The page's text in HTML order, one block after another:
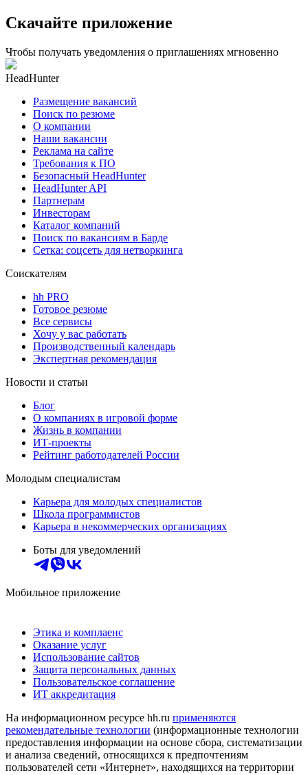
Скачайте приложение
Чтобы получать уведомления о приглашениях мгновенно
HeadHunter
Размещение вакансий
Поиск по резюме
О компании
Наши вакансии
Реклама на сайте
Требования к ПО
Безопасный HeadHunter
HeadHunter API
Партнерам
Инвесторам
Каталог компаний
Поиск по вакансиям в Барде
Сетка: соцсеть для нетворкинга
Соискателям
hh PRO
Готовое резюме
Все сервисы
Хочу у вас работать
Производственный календарь
Экспертная рекомендация
Новости и статьи
Блог
О компаниях в игровой форме
Жизнь в компании
ИТ-проекты
Рейтинг работодателей России
Молодым специалистам
Карьера для молодых специалистов
Школа программистов
Карьера в некоммерческих организациях
Боты для уведомлений
Мобильное приложение
Этика и комплаенс
Оказание услуг
Использование сайтов
Защита персональных данных
Пользовательское соглашение
ИТ аккредитация
На информационном ресурсе hh.ru применяются
рекомендательные технологии (информационные технологии
предоставления информации на основе сбора, систематизации
и анализа сведений, относящихся к предпочтениям
пользователей сети «Интернет», находящихся на территории